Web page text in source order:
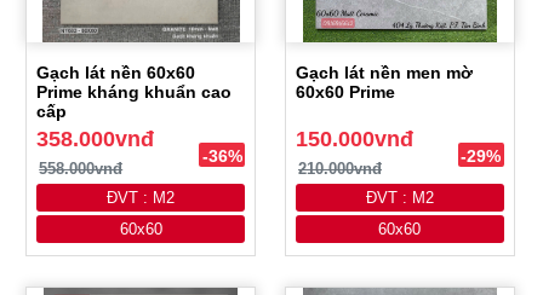
Gạch lát nền 60x60
Prime kháng khuẩn cao
cấp
358.000vnđ
558.000vnđ
-36%
ĐVT : M2
60x60
Gạch lát nền men mờ
60x60 Prime
150.000vnđ
210.000vnđ
-29%
ĐVT : M2
60x60